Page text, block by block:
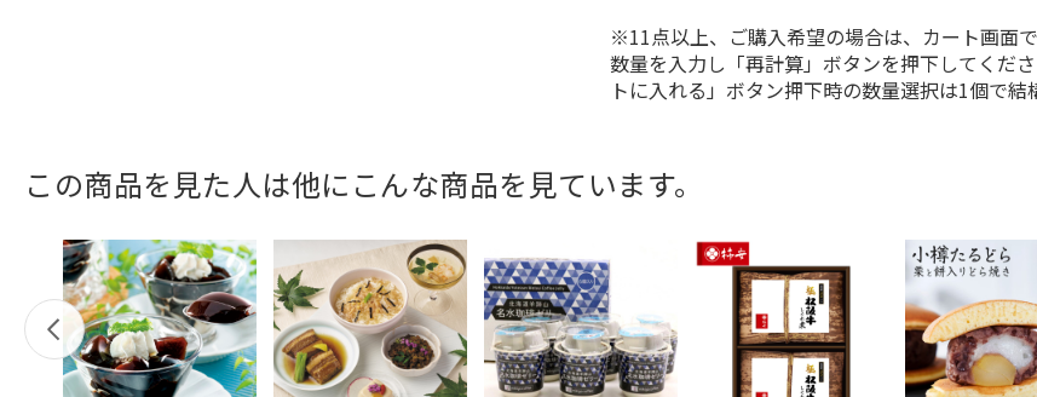
※11点以上、ご購入希望の場合は、カート画面
数量を入力し「再計算」ボタンを押下してくだ
トに入れる」ボタン押下時の数量選択は1個で結
この商品を見た人は他にこんな商品を見ています。